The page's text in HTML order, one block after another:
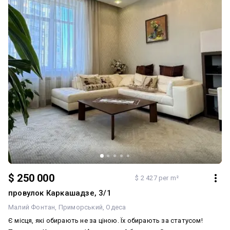
$ 250 000 $ 2 427 per m²
провулок Каркашадзе, 3/1
Малий Фонтан Приморський Одеса
Є місця, які обирають не за ціною. Їх обирають за статусом!